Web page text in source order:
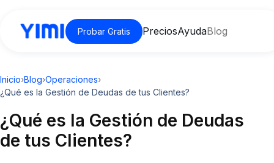
Probar Gratis PreciosAyudaBlog
Inicio›Blog›Operaciones›
¿Qué es la Gestión de Deudas de tus Clientes?
¿Qué es la Gestión de Deudas
de tus Clientes?